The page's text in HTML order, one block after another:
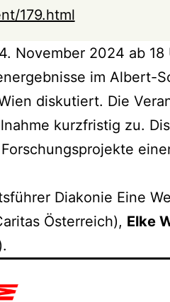
179.html
November 2024 ab
im Albert-
diskutiert. Die
kurzfristig zu.
Diakonie Eine
Österreich), Elke